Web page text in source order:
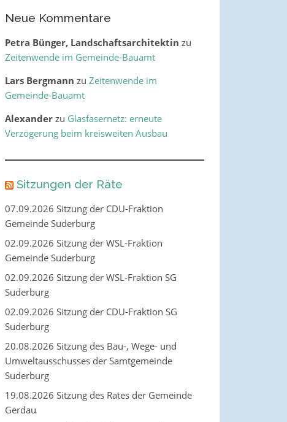
Neue Kommentare
Petra Bünger, Landschaftsarchitektin zu
Zeitenwende im Gemeinde-Bauamt
Lars Bergmann zu Zeitenwende im
Gemeinde-Bauamt
Alexanderzu Glasfasernetz: erneute
Verzögerung beim kreisweiten Ausbau
Sitzungen der Räte
07.09.2026 Sitzung der CDU-Fraktion
Gemeinde Suderburg
02.09.2026 Sitzung der WSL-Fraktion
Gemeinde Suderburg
02.09.2026 Sitzung der WSL-Fraktion SG
Suderburg
02.09.2026 Sitzung der CDU-Fraktion SG
Suderburg
20.08.2026 Sitzung des Bau-, Wege- und
Umweltausschusses der Samtgemeinde
Suderburg
19.08.2026 Sitzung des Rates der Gemeinde
Gerdau